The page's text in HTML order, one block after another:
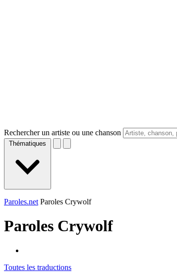
Rechercher un artiste ou une chanson
Thématiques
Paroles.net Paroles Crywolf
Paroles Crywolf
Toutes les traductions